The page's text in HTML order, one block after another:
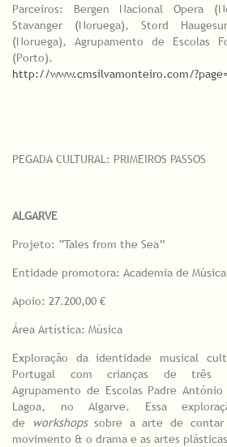
Parceiros: Bergen Nacional Opera
Stavanger (Noruega), Stord
(Noruega), Agrupamento de Escolas
(Porto).
http://www.cmsilvamonteiro.com/
PEGADA CULTURAL: PRIMEIROS PASSOS
ALGARVE
Projeto: “Tales from the Sea”
Entidade promotora: Academia de
Apoio: 27.200,00 €
Área Artística: Música
Exploração da identidade musical
Portugal com crianças de três
Agrupamento de Escolas Padre
Lagoa, no Algarve. Essa
de
workshopssobre a arte de contar
movimento & o drama e as artes